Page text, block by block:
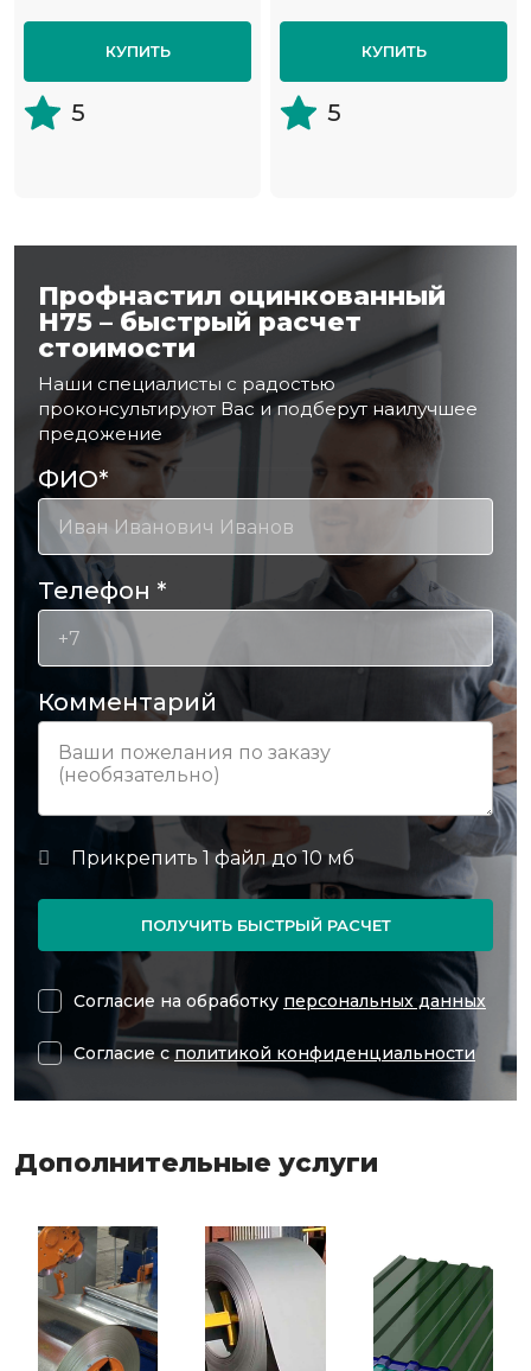
КУПИТЬ
5
КУПИТЬ
5
Профнастил оцинкованный
Н75 – быстрый расчет
стоимости
Наши специалисты с радостью
проконсультируют Вас и подберут наилучшее
предожение
ФИО*
Телефон *
Комментарий
ПОЛУЧИТЬ БЫСТРЫЙ РАСЧЕТ
Согласие на обработку персональных данных
Согласие с политикой конфиденциальности
Дополнительные услуги